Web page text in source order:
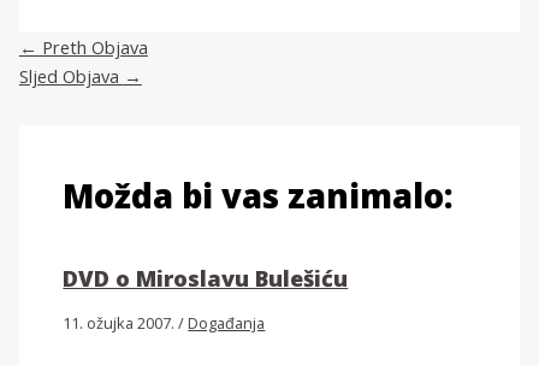
← Preth Objava
Sljed Objava →
Možda bi vas zanimalo:
DVD o Miroslavu Bulešiću
11. ožujka 2007./Događanja